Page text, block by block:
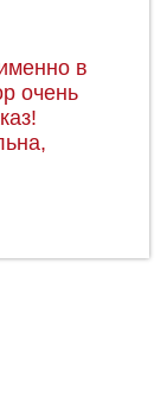
в
очень